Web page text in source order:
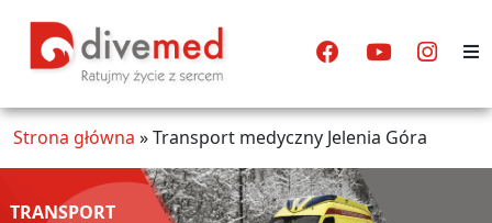
Strona główna »Transport medyczny Jelenia Góra
TRANSPORT